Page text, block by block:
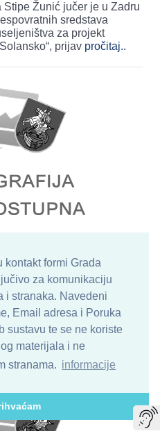
kontakt formi Grada
za komunikaciju
i stranaka. Navedeni
Email adresa i Poruka
sustavu te se ne koriste
materijala i ne
stranama. informacije
Žunić jučer je u Zadru
sredstava
za projekt
prijav pročitaj..
redara
je objavljen u
srpnja 2026. godine
- pogledaj dokument
- pogledaj d pročitaj..